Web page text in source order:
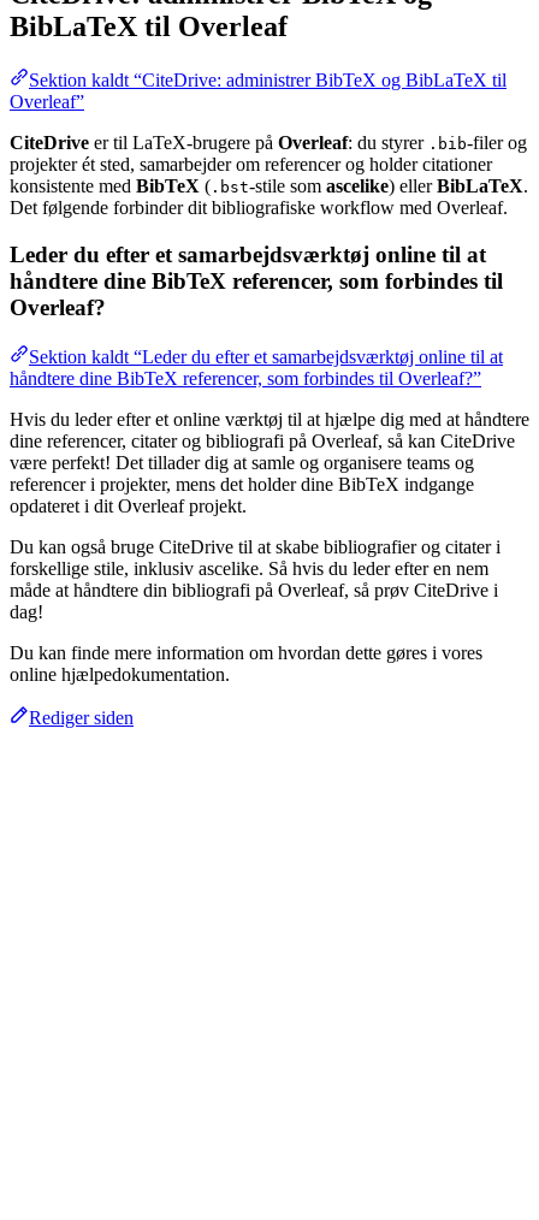
BibLaTeX til Overleaf
Sektion kaldt “CiteDrive: administrer BibTeX og BibLaTeX til
Overleaf”
CiteDrive er til LaTeX-brugere på Overleaf: du styrer .bib-filer og
projekter ét sted, samarbejder om referencer og holder citationer
konsistente med BibTeX ( .bst-stile som ascelike) ellerBibLaTeX.
Det følgende forbinder dit bibliografiske workflow med Overleaf.
Leder du efter et samarbejdsværktøj online til at
håndtere dine BibTeX referencer, som forbindes til
Overleaf?
Sektion kaldt “Leder du efter et samarbejdsværktøj online til at
håndtere dine BibTeX referencer, som forbindes til Overleaf?”
Hvis du leder efter et online værktøj til at hjælpe dig med at håndtere
dine referencer, citater og bibliografi på Overleaf, så kan CiteDrive
være perfekt! Det tillader dig at samle og organisere teams og
referencer i projekter, mens det holder dine BibTeX indgange
opdateret i dit Overleaf projekt.
Du kan også bruge CiteDrive til at skabe bibliografier og citater i
forskellige stile, inklusiv ascelike. Så hvis du leder efter en nem
måde at håndtere din bibliografi på Overleaf, så prøv CiteDrive i
dag!
Du kan finde mere information om hvordan dette gøres i vores
online hjælpedokumentation.
Rediger siden